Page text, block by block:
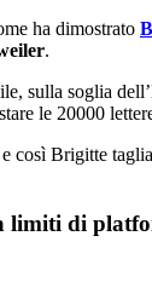
ha dimostrato
.
sulla soglia
le 20000
così Brigitte
limiti di